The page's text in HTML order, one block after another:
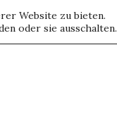
Website zu bieten.
oder sie ausschalten.